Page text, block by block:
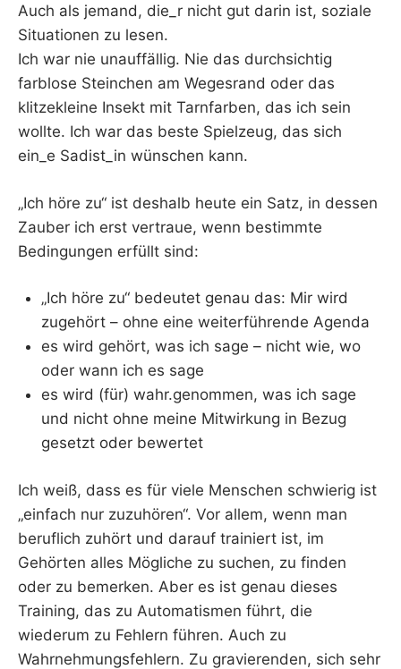
Auch als jemand, die_r nicht gut darin ist, soziale
Situationen zu lesen.
Ich war nie unauffällig. Nie das durchsichtig
farblose Steinchen am Wegesrand oder das
klitzekleine Insekt mit Tarnfarben, das ich sein
wollte. Ich war das beste Spielzeug, das sich
ein_e Sadist_in wünschen kann.
„Ich höre zu“ ist deshalb heute ein Satz, in dessen
Zauber ich erst vertraue, wenn bestimmte
Bedingungen erfüllt sind:
„Ich höre zu“ bedeutet genau das: Mir wird
zugehört – ohne eine weiterführende Agenda
es wird gehört, was ich sage – nicht wie, wo
oder wann ich es sage
es wird (für) wahr.genommen, was ich sage
und nicht ohne meine Mitwirkung in Bezug
gesetzt oder bewertet
Ich weiß, dass es für viele Menschen schwierig ist
„einfach nur zuzuhören“. Vor allem, wenn man
beruflich zuhört und darauf trainiert ist, im
Gehörten alles Mögliche zu suchen, zu finden
oder zu bemerken. Aber es ist genau dieses
Training, das zu Automatismen führt, die
wiederum zu Fehlern führen. Auch zu
Wahrnehmungsfehlern. Zu gravierenden, sich sehr